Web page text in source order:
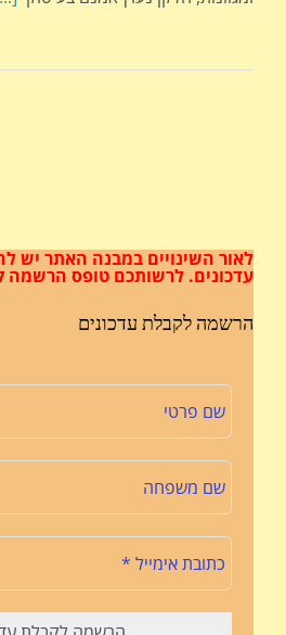
לאור השינויים במבנה האתר יש
עדכונים. לרשותכם טופס הרשמה
הרשמה לקבלת עדכונים